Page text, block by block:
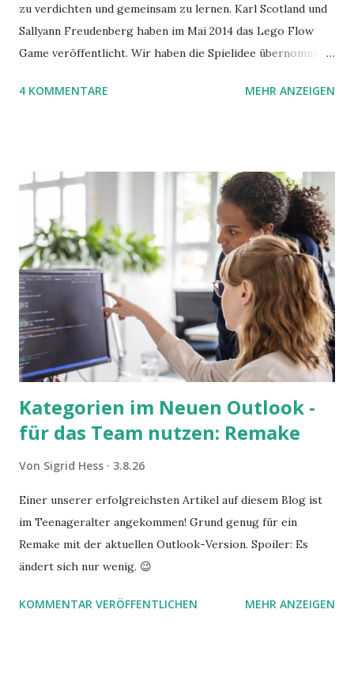
zu verdichten und gemeinsam zu lernen. Karl Scotland und
Sallyann Freudenberg haben im Mai 2014 das Lego Flow
Game veröffentlicht. Wir haben die Spielidee übernommen,
benutzen wir Material aus Grzegorz Rejchtmans Ubongo-
4 KOMMENTARE MEHR ANZEIGEN
Kategorien im Neuen Outlook -
für das Team nutzen: Remake
Von Sigrid Hess 3.8.26
Einer unserer erfolgreichsten Artikel auf diesem Blog ist
im Teenageralter angekommen! Grund genug für ein
Remake mit der aktuellen Outlook-Version. Spoiler: Es
ändert sich nur wenig. 😉
KOMMENTAR VERÖFFENTLICHEN MEHR ANZEIGEN